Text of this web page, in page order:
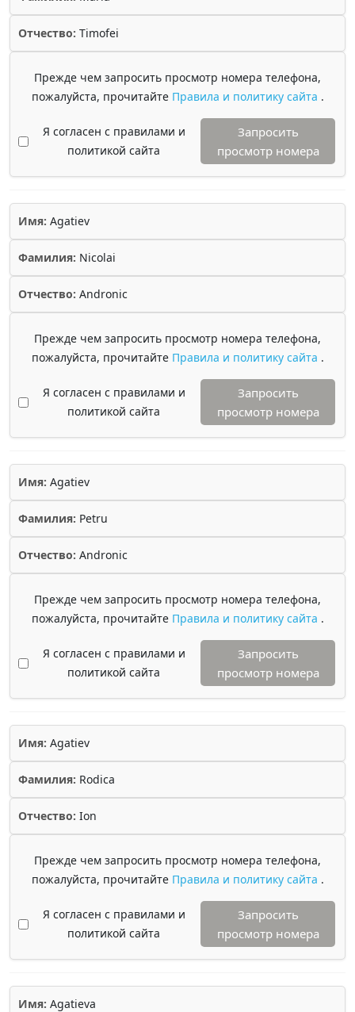
Отчество: Timofei
Прежде чем запросить просмотр номера телефона,
пожалуйста, прочитайте Правила и политику сайта .
Я согласен с правилами и
политикой сайта
Запросить
просмотр номера
Имя: Agatiev
Фамилия: Nicolai
Отчество: Andronic
Прежде чем запросить просмотр номера телефона,
пожалуйста, прочитайте Правила и политику сайта .
Я согласен с правилами и
политикой сайта
Запросить
просмотр номера
Имя: Agatiev
Фамилия: Petru
Отчество: Andronic
Прежде чем запросить просмотр номера телефона,
пожалуйста, прочитайте Правила и политику сайта .
Я согласен с правилами и
политикой сайта
Запросить
просмотр номера
Имя: Agatiev
Фамилия: Rodica
Отчество: Ion
Прежде чем запросить просмотр номера телефона,
пожалуйста, прочитайте Правила и политику сайта .
Я согласен с правилами и
политикой сайта
Запросить
просмотр номера
Имя: Agatieva